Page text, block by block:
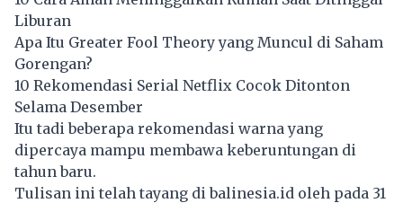
Liburan
Apa Itu Greater Fool Theory yang Muncul di Saham
Gorengan?
10 Rekomendasi Serial Netflix Cocok Ditonton
Selama Desember
Itu tadi beberapa rekomendasi warna yang
dipercaya mampu membawa keberuntungan di
tahun baru.
Tulisan ini telah tayang dibalinesia.id oleh pada 31